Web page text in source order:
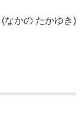
(なかの たかゆき)